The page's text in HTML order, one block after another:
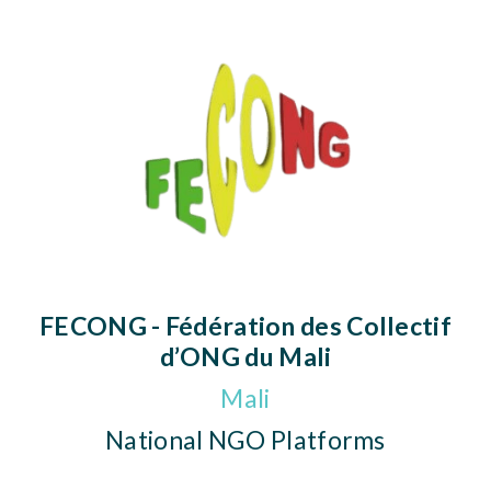
FECONG - Fédération des Collectif
d’ONG du Mali
Mali
National NGO Platforms